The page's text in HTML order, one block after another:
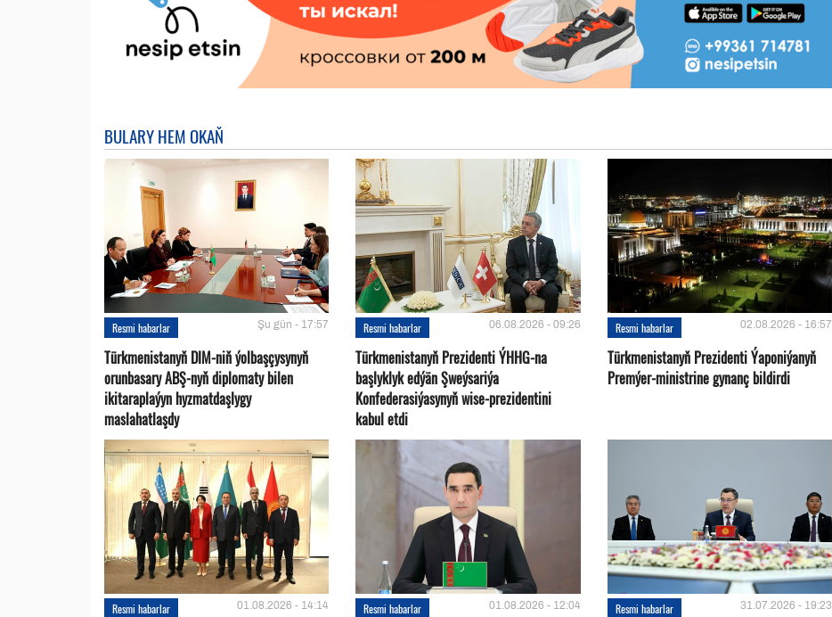
BULARY HEM OKAŇ
Resmi habarlar Şu gün - 17:57
Türkmenistanyň DIM-niň ýolbaşçysynyň
orunbasary ABŞ-nyň diplomaty bilen
ikitaraplaýyn hyzmatdaşlygy
maslahatlaşdy
Resmi habarlar 06.08.2026 - 09:26
Türkmenistanyň Prezidenti ÝHHG-na
başlyklyk edýän Şweýsariýa
Konfederasiýasynyň wise-prezidentini
kabul etdi
Resmi habarlar 02.08.2026 - 16:57
Türkmenistanyň Prezidenti Ýaponiýanyň
Premýer-ministrine gynanç bildirdi
Resmi habarlar 01.08.2026 - 14:14 Resmi habarlar 01.08.2026 - 12:04 Resmi habarlar 31.07.2026 - 19:23